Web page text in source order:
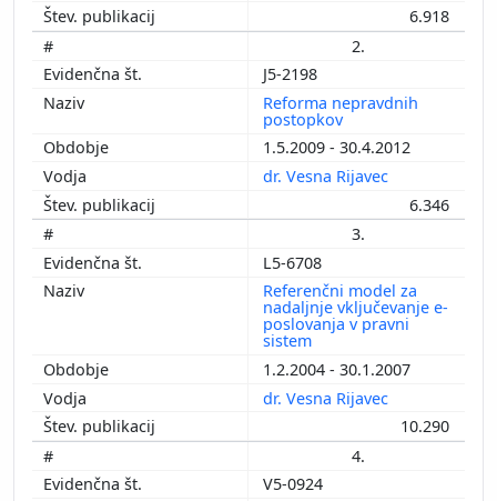
6.918
2.
J5-2198
Reforma nepravdnih
postopkov
1.5.2009 - 30.4.2012
dr. Vesna Rijavec
6.346
3.
L5-6708
Referenčni model za
nadaljnje vključevanje e-
poslovanja v pravni
sistem
1.2.2004 - 30.1.2007
dr. Vesna Rijavec
10.290
4.
V5-0924